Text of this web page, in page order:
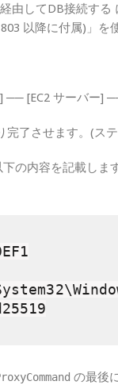
由してDB接続する
以降に付属)」を
[EC2 サーバー]
完了させます。(ス
の内容を記載します
の最後